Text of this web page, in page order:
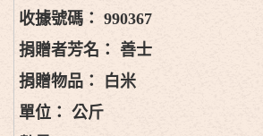
990367
善士
白米
公斤